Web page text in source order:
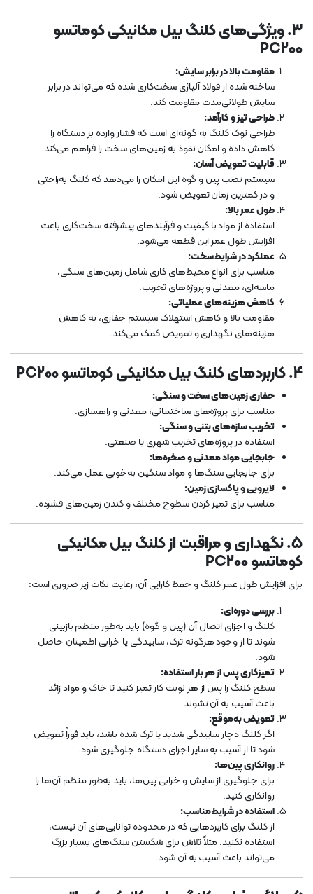
3. ویژگی‌های کلنگ بیل مکانیکی کوماتسو
PC200
مقاومت بالا در برابر سایش:
ساخته شده از فولاد آلیاژی سخت‌کاری شده که می‌تواند در برابر
سایش طولانی‌مدت مقاومت کند.
طراحی تیز و کارآمد:
طراحی نوک کلنگ به گونه‌ای است که فشار وارده بر دستگاه را
کاهش داده و امکان نفوذ به زمین‌های سخت را فراهم می‌کند.
قابلیت تعویض آسان:
سیستم نصب پین و گوه این امکان را می‌دهد که کلنگ به‌راحتی
و در کمترین زمان تعویض شود.
طول عمر بالا:
استفاده از مواد با کیفیت و فرآیندهای پیشرفته سخت‌کاری باعث
افزایش طول عمر این قطعه می‌شود.
عملکرد در شرایط سخت:
مناسب برای انواع محیط‌های کاری شامل زمین‌های سنگی،
ماسه‌ای، معدنی و پروژه‌های تخریب.
کاهش هزینه‌های عملیاتی:
مقاومت بالا و کاهش استهلاک سیستم حفاری، به کاهش
هزینه‌های نگهداری و تعویض کمک می‌کند.
4. کاربردهای کلنگ بیل مکانیکی کوماتسو PC200
حفاری زمین‌های سخت و سنگی:
مناسب برای پروژه‌های ساختمانی، معدنی و راهسازی.
تخریب سازه‌های بتنی و سنگی:
استفاده در پروژه‌های تخریب شهری یا صنعتی.
جابجایی مواد معدنی و صخره‌ها:
برای جابجایی سنگ‌ها و مواد سنگین به‌خوبی عمل می‌کند.
لایروبی و پاکسازی زمین:
مناسب برای تمیز کردن سطوح مختلف و کندن زمین‌های فشرده.
5. نگهداری و مراقبت از کلنگ بیل مکانیکی
کوماتسو PC200
برای افزایش طول عمر کلنگ و حفظ کارایی آن، رعایت نکات زیر ضروری است:
بررسی دوره‌ای:
کلنگ و اجزای اتصال آن (پین و گوه) باید به‌طور منظم بازبینی
شوند تا از وجود هرگونه ترک، ساییدگی یا خرابی اطمینان حاصل
شود.
تمیزکاری پس از هر بار استفاده:
سطح کلنگ را پس از هر نوبت کار تمیز کنید تا خاک و مواد زائد
باعث آسیب به آن نشوند.
تعویض به‌موقع:
اگر کلنگ دچار ساییدگی شدید یا ترک شده باشد، باید فوراً تعویض
شود تا از آسیب به سایر اجزای دستگاه جلوگیری شود.
روانکاری پین‌ها:
برای جلوگیری از سایش و خرابی پین‌ها، باید به‌طور منظم آن‌ها را
روانکاری کنید.
استفاده در شرایط مناسب:
از کلنگ برای کاربردهایی که در محدوده توانایی‌های آن نیست،
استفاده نکنید. مثلاً تلاش برای شکستن سنگ‌های بسیار بزرگ
می‌تواند باعث آسیب به آن شود.